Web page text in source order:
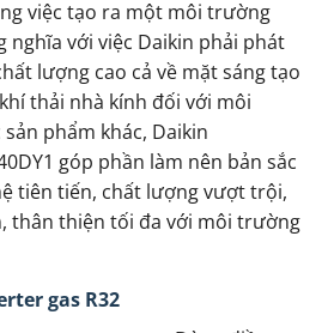
việc tạo ra một môi trường
nghĩa với việc Daikin phải phát
lượng cao cả về mặt sáng tạo
thải nhà kính đối với môi
phẩm khác, Daikin
góp phần làm nên bản sắc
tiên tiến, chất lượng vượt trội,
thân thiện tối đa với môi trường
gas R32